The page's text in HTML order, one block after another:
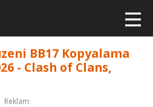
BB17 Kopyalama
- Clash of Clans,
Reklam: